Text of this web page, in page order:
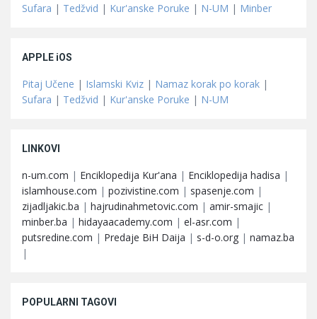
Sufara | Tedžvid | Kur'anske Poruke | N-UM | Minber
APPLE iOS
Pitaj Učene | Islamski Kviz | Namaz korak po korak |
Sufara | Tedžvid | Kur'anske Poruke | N-UM
LINKOVI
n-um.com | Enciklopedija Kur'ana | Enciklopedija hadisa |
islamhouse.com | pozivistine.com | spasenje.com |
zijadljakic.ba | hajrudinahmetovic.com | amir-smajic |
minber.ba | hidayaacademy.com | el-asr.com |
putsredine.com | Predaje BiH Daija | s-d-o.org | namaz.ba
|
POPULARNI TAGOVI